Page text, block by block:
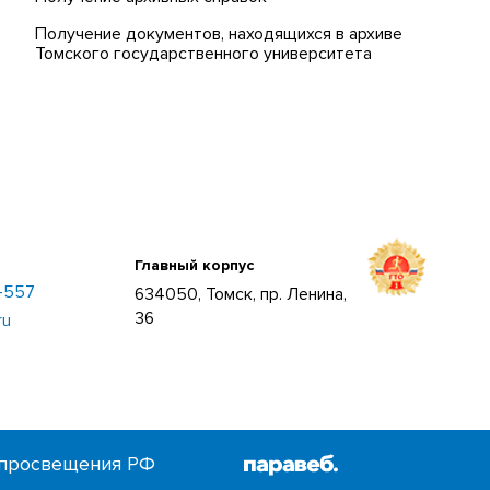
Получение документов, находящихся в архиве
Томского государственного университета
Главный корпус
634050, Томск, пр. Ленина,
36
РФ